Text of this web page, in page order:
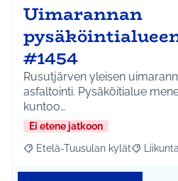
Uimarannan
#1454
Rusutjärven yleisen
asfaltointi. Pysäköitialue
kuntoo…
Ei etene jatkoon
Rajaa tulokset aihepiirin
Etelä-Tuusulan kylät Rajaa